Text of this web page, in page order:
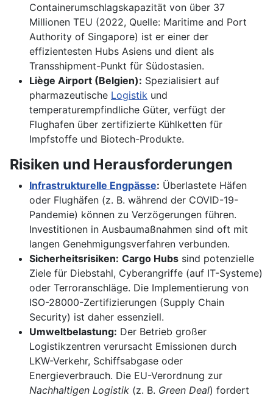
Containerumschlagskapazität von über 37
Millionen TEU (2022, Quelle: Maritime and Port
Authority of Singapore) ist er einer der
effizientesten Hubs Asiens und dient als
Transshipment-Punkt für Südostasien.
Liège Airport (Belgien): Spezialisiert auf
pharmazeutische Logistik und
temperaturempfindliche Güter, verfügt der
Flughafen über zertifizierte Kühlketten für
Impfstoffe und Biotech-Produkte.
Risiken und Herausforderungen
Infrastrukturelle Engpässe: Überlastete Häfen
oder Flughäfen (z. B. während der COVID-19-
Pandemie) können zu Verzögerungen führen.
Investitionen in Ausbaumaßnahmen sind oft mit
langen Genehmigungsverfahren verbunden.
Sicherheitsrisiken: Cargo Hubs sind potenzielle
Ziele für Diebstahl, Cyberangriffe (auf IT-Systeme)
oder Terroranschläge. Die Implementierung von
ISO-28000-Zertifizierungen (Supply Chain
Security) ist daher essenziell.
Umweltbelastung: Der Betrieb großer
Logistikzentren verursacht Emissionen durch
LKW-Verkehr, Schiffsabgase oder
Energieverbrauch. Die EU-Verordnung zur
Nachhaltigen Logistik (z. B. Green Deal) fordert